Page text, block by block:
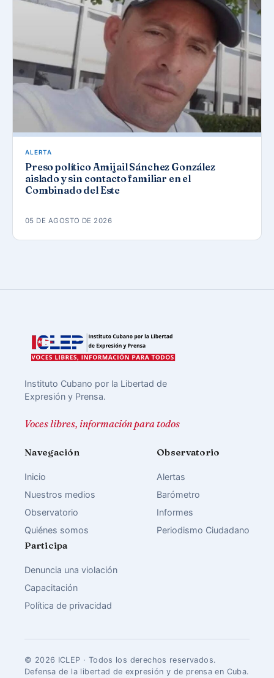
ALERTA
Preso político Amijail Sánchez González
aislado y sin contacto familiar en el
Combinado del Este
05 DE AGOSTO DE 2026
Instituto Cubano por la Libertad de
Expresión y Prensa.
Voces libres, información para todos
Navegación
Inicio
Nuestros medios
Observatorio
Quiénes somos
Observatorio
Alertas
Barómetro
Informes
Periodismo Ciudadano
Participa
Denuncia una violación
Capacitación
Política de privacidad
© 2026 ICLEP · Todos los derechos reservados.
Defensa de la libertad de expresión y de prensa en Cuba.